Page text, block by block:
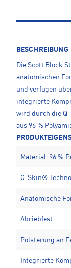
BESCHREIBUNG
Die Scott Block
anatomischen
und verfügen
integrierte
wird durch die
aus 96 %
Material: 96 %
Q-Skin®
Anatomische
Abriebfest
Polsterung an
Integrierte